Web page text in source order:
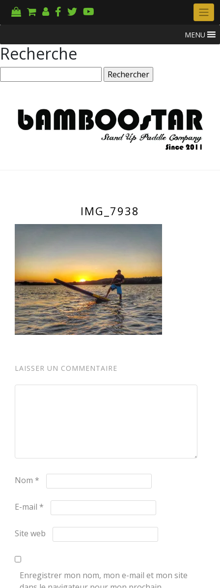
MENU
Recherche
IMG_7938
LAISSER UN COMMENTAIRE
Nom *
E-mail *
Site web
Enregistrer mon nom, mon e-mail et mon site